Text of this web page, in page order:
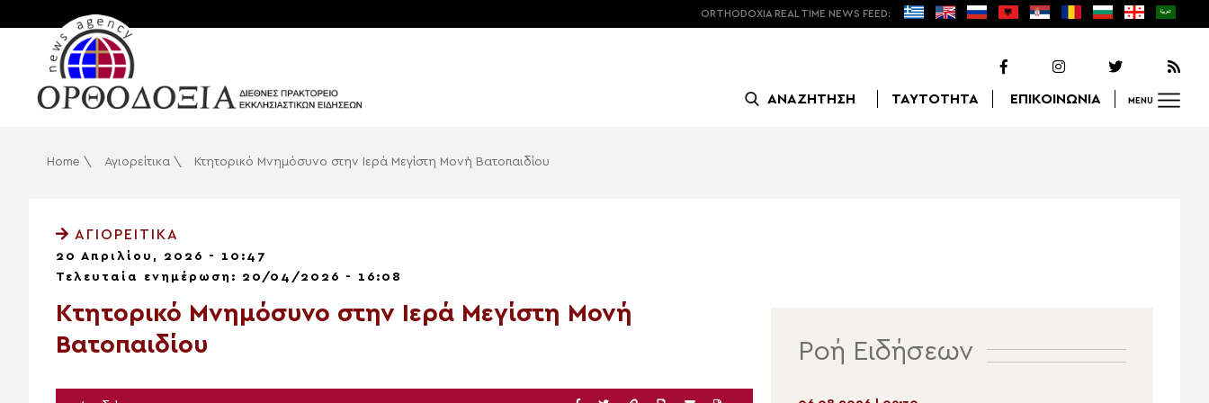
ORTHODOXIA REAL TIME NEWS FEED:
ΑΝΑΖΗΤΗΣΗ ΤΑΥΤΟΤΗΤΑ ΕΠΙΚΟΙΝΩΝΙΑ MENU
Home \ Αγιορείτικα \ Κτητορικό Μνημόσυνο στην Ιερά Μεγίστη Μονή Βατοπαιδίου
ΑΓΙΟΡΕΊΤΙΚΑ
20 Απριλίου, 2026 - 10:47
Τελευταία ενημέρωση: 20/04/2026 - 16:08
Κτητορικό Μνημόσυνο στην Ιερά Μεγίστη Μονή
Βατοπαιδίου
Ροή Ειδήσεων